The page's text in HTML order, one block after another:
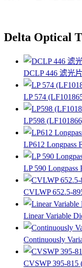
Delta Optical
DCLP 446 滤光片
LP 574
LP598
LP612 Longpass
LP 590 Longpass
CVLWP 652.5-
Linear Variable
Continuously
CVSWP 395-815